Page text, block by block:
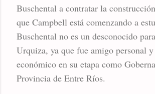
Buschental a contratar la
que Campbell está comenzando a
Buschental no es un desconocido
Urquiza, ya que fue amigo personal y
económico en su etapa como
Provincia de Entre Ríos.